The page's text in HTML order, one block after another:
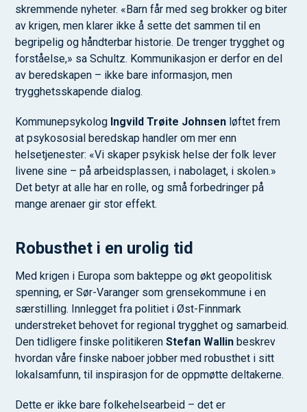
skremmende nyheter. «Barn får med seg brokker og biter
av krigen, men klarer ikke å sette det sammen til en
begripelig og håndterbar historie. De trenger trygghet og
forståelse,» sa Schultz. Kommunikasjon er derfor en del
av beredskapen – ikke bare informasjon, men
trygghetsskapende dialog.
Kommunepsykolog Ingvild Trøite Johnsen løftet frem
at psykososial beredskap handler om mer enn
helsetjenester: «Vi skaper psykisk helse der folk lever
livene sine – på arbeidsplassen, i nabolaget, i skolen.»
Det betyr at alle har en rolle, og små forbedringer på
mange arenaer gir stor effekt.
Robusthet i en urolig tid
Med krigen i Europa som bakteppe og økt geopolitisk
spenning, er Sør-Varanger som grensekommune i en
særstilling. Innlegget fra politiet i Øst-Finnmark
understreket behovet for regional trygghet og samarbeid.
Den tidligere finske politikerenStefan Wallin beskrev
hvordan våre finske naboer jobber med robusthet i sitt
lokalsamfunn, til inspirasjon for de oppmøtte deltakerne.
Dette er ikke bare folkehelsearbeid – det er